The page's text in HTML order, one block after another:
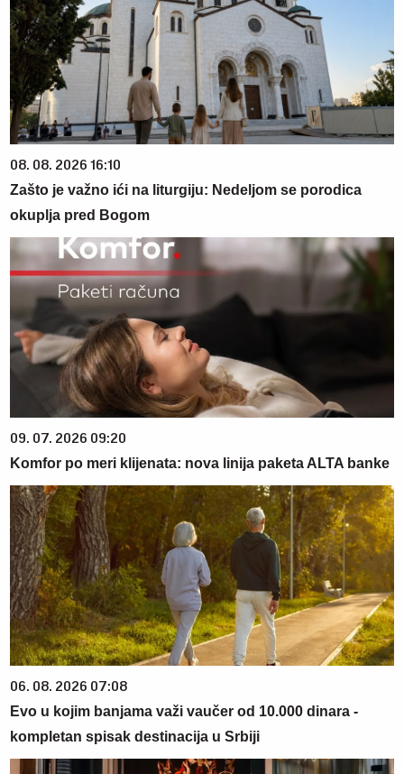
08. 08. 2026 16:10
Zašto je važno ići na liturgiju: Nedeljom se porodica
okuplja pred Bogom
09. 07. 2026 09:20
Komfor po meri klijenata: nova linija paketa ALTA banke
06. 08. 2026 07:08
Evo u kojim banjama važi vaučer od 10.000 dinara -
kompletan spisak destinacija u Srbiji